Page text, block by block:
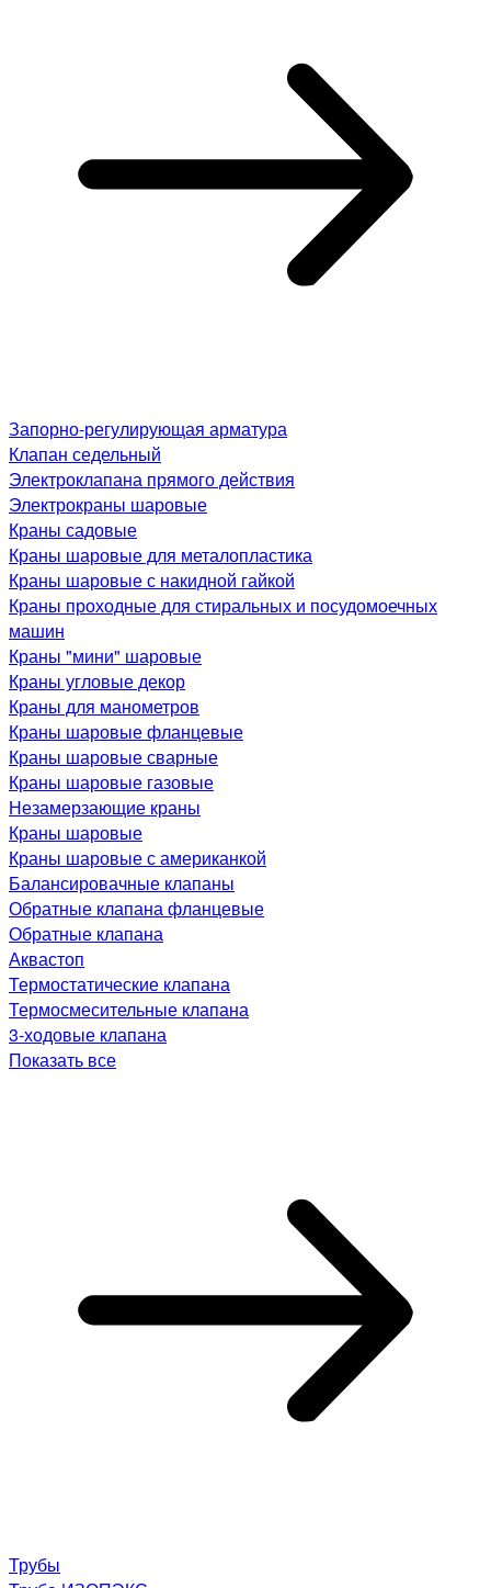
Запорно-регулирующая арматура
Клапан седельный
Электроклапана прямого действия
Электрокраны шаровые
Краны садовые
Краны шаровые для металопластика
Краны шаровые с накидной гайкой
Краны проходные для стиральных и посудомоечных
машин
Краны "мини" шаровые
Краны угловые декор
Краны для манометров
Краны шаровые фланцевые
Краны шаровые сварные
Краны шаровые газовые
Незамерзающие краны
Краны шаровые
Краны шаровые с американкой
Балансировачные клапаны
Обратные клапана фланцевые
Обратные клапана
Аквастоп
Термостатические клапана
Термосмесительные клапана
3-ходовые клапана
Показать все
Трубы